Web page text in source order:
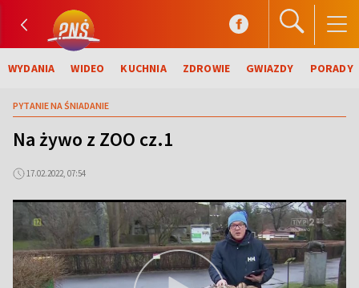
WYDANIA WIDEO KUCHNIA ZDROWIE GWIAZDY PORADY
PYTANIE NA ŚNIADANIE
Na żywo z ZOO cz.1
17.02.2022, 07:54